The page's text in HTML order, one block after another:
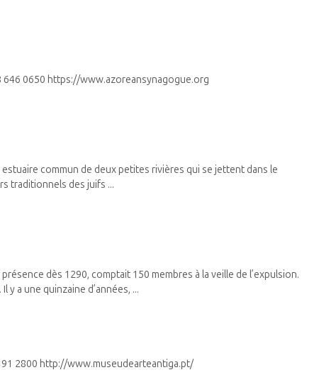
646 0650 https://www.azoreansynagogue.org
estuaire commun de deux petites rivières qui se jettent dans le
traditionnels des juifs ...
dès 1290, comptait 150 membres à la veille de l’expulsion.
y a une quinzaine d’années, ...
2800 http://www.museudearteantiga.pt/